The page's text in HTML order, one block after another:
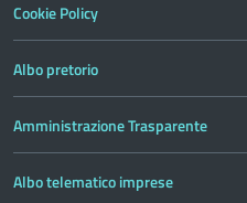
Cookie Policy
Albo pretorio
Amministrazione Trasparente
Albo telematico imprese